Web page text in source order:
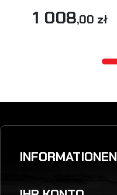
1 008,00 zł
INFORMATIONEN